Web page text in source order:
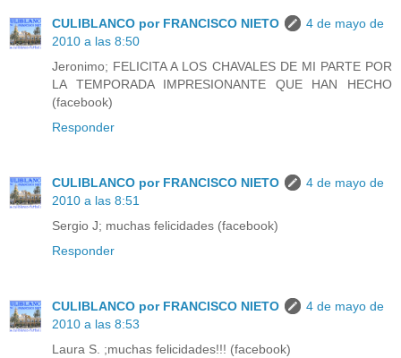
CULIBLANCO por FRANCISCO NIETO
4 de mayo de
2010 a las 8:50
Jeronimo; FELICITA A LOS CHAVALES DE MI PARTE POR
LA TEMPORADA IMPRESIONANTE QUE HAN HECHO
(facebook)
Responder
CULIBLANCO por FRANCISCO NIETO
4 de mayo de
2010 a las 8:51
Sergio J; muchas felicidades (facebook)
Responder
CULIBLANCO por FRANCISCO NIETO
4 de mayo de
2010 a las 8:53
Laura S. ;muchas felicidades!!! (facebook)